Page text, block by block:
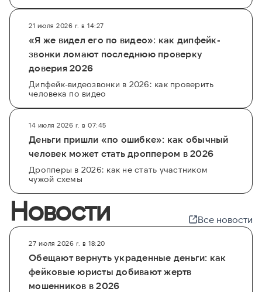
21 июля 2026 г. в 14:27
«Я же видел его по видео»: как дипфейк-
звонки ломают последнюю проверку
доверия 2026
Дипфейк-видеозвонки в 2026: как проверить
человека по видео
14 июля 2026 г. в 07:45
Деньги пришли «по ошибке»: как обычный
человек может стать дроппером в 2026
Дропперы в 2026: как не стать участником
чужой схемы
Новости Все новости
27 июля 2026 г. в 18:20
Обещают вернуть украденные деньги: как
фейковые юристы добивают жертв
мошенников в 2026